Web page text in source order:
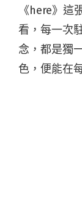
《here》這
看，每一次
念，都是獨
色，便能在